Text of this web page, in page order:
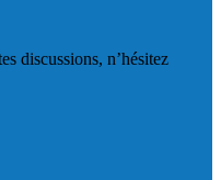
discussions, n’hésitez